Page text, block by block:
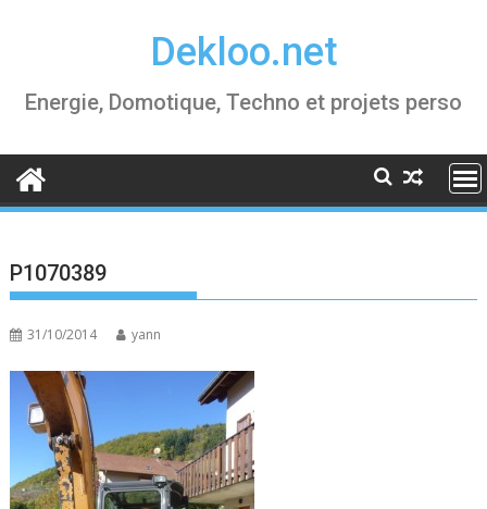
Dekloo.net
Energie, Domotique, Techno et projets perso
P1070389
31/10/2014 yann